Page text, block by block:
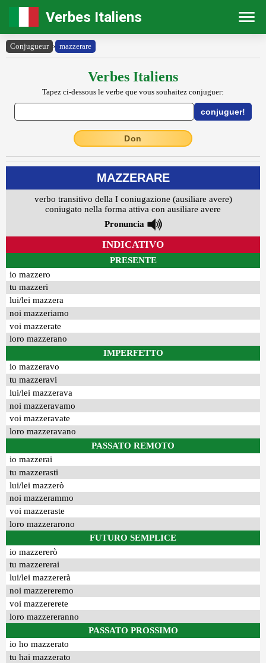
Verbes Italiens
Conjugueur › mazzerare
Verbes Italiens
Tapez ci-dessous le verbe que vous souhaitez conjuguer:
Don
MAZZERARE
verbo transitivo della I coniugazione (ausiliare avere)
coniugato nella forma attiva con ausiliare avere
Pronuncia
INDICATIVO
PRESENTE
io mazzero
tu mazzeri
lui/lei mazzera
noi mazzeriamo
voi mazzerate
loro mazzerano
IMPERFETTO
io mazzeravo
tu mazzeravi
lui/lei mazzerava
noi mazzeravamo
voi mazzeravate
loro mazzeravano
PASSATO REMOTO
io mazzerai
tu mazzerasti
lui/lei mazzerò
noi mazzerammo
voi mazzeraste
loro mazzerarono
FUTURO SEMPLICE
io mazzererò
tu mazzererai
lui/lei mazzererà
noi mazzereremo
voi mazzererete
loro mazzereranno
PASSATO PROSSIMO
io ho mazzerato
tu hai mazzerato